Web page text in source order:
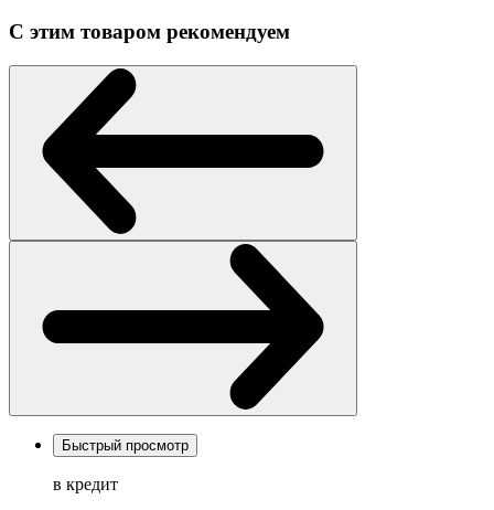
С этим товаром рекомендуем
Быстрый просмотр
в кредит